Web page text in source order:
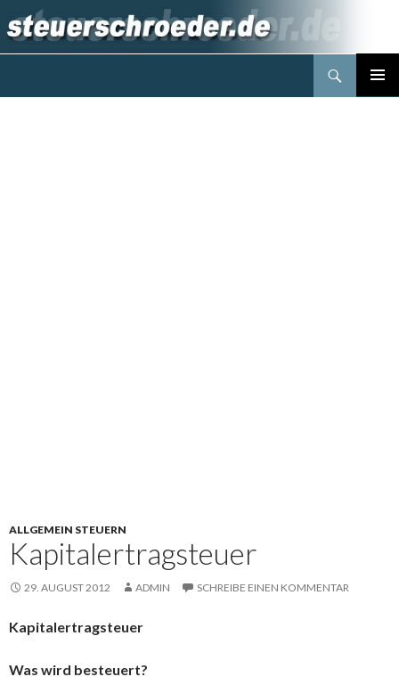
ALLGEMEIN STEUERN
Kapitalertragsteuer
29. AUGUST 2012 ADMIN SCHREIBE EINEN KOMMENTAR
Kapitalertragsteuer
Was wird besteuert?